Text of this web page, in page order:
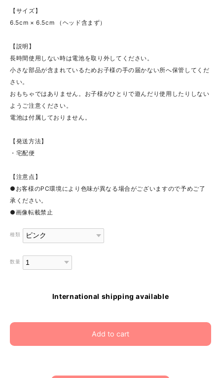
【サイズ】
6.5cm × 6.5cm （ヘッド含まず）
【説明】
長時間使用しない時は電池を取り外してください。
小さな部品が含まれているためお子様の手の届かない所へ保管してくだ
さい。
おもちゃではありません。お子様がひとりで遊んだり使用したりしない
ようご注意ください。
電池は付属しておりません。
【発送方法】
・宅配便
【注意点】
●お客様のPC環境により色味が異なる場合がございますので予めご了
承ください。
●画像転載禁止
種類
数量
International shipping available
Add to cart